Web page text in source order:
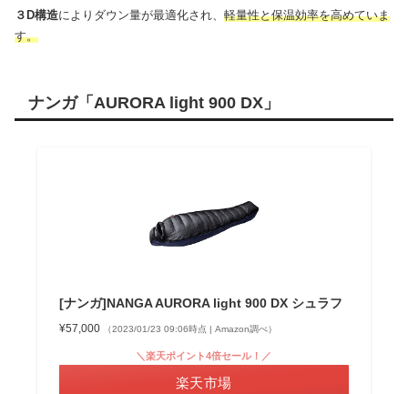
３D構造によりダウン量が最適化され、 軽量性と保温効率を高めていま
す。
ナンガ「AURORA light 900 DX」
[ナンガ]NANGA AURORA light 900 DX シュラフ
¥57,000 （2023/01/23 09:06時点 | Amazon調べ）
＼楽天ポイント4倍セール！／
楽天市場